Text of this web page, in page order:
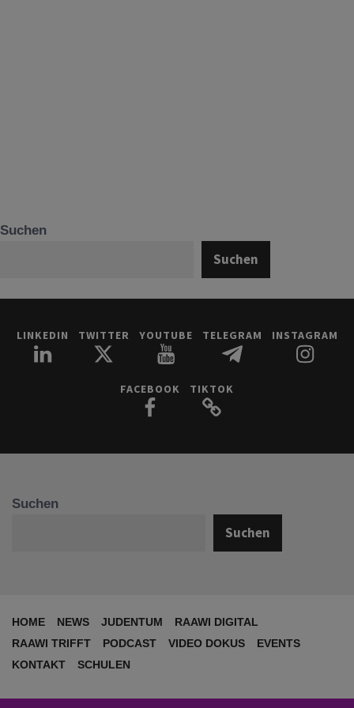
Suchen
Suchen
LINKEDIN TWITTER YOUTUBE TELEGRAM INSTAGRAM
FACEBOOK TIKTOK
Suchen
Suchen
HOME NEWS JUDENTUM
RAAWI DIGITAL
RAAWI TRIFFT
PODCAST VIDEO DOKUS
EVENTS
KONTAKT
SCHULEN